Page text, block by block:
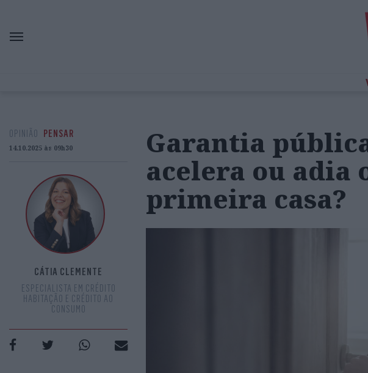
OPINIÃO PENSAR
14.10.2025 às 09h30
CÁTIA CLEMENTE
ESPECIALISTA EM CRÉDITO
HABITAÇÃO E CRÉDITO AO
CONSUMO
Garantia
acelera ou adia
primeira casa?